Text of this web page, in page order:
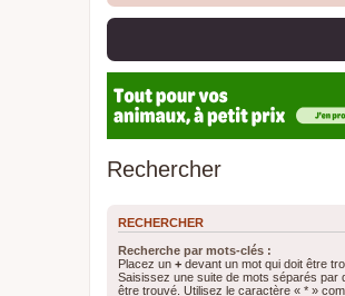
Rechercher
RECHERCHER
Recherche par mots-clés :
Placez un + devant un mot qui doit être
Saisissez une suite de mots séparés par
être trouvé. Utilisez le caractère « * »